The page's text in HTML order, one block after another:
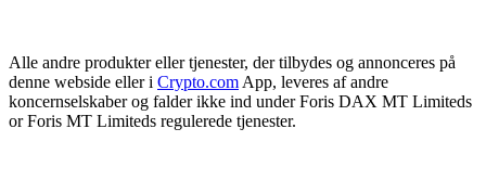
Alle andre produkter eller tjenester, der tilbydes og annonceres på
denne webside eller i Crypto.com App, leveres af andre
koncernselskaber og falder ikke ind under Foris DAX MT Limiteds
or Foris MT Limiteds regulerede tjenester.